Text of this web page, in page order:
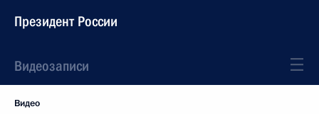
Президент России
Видеозаписи
Видео